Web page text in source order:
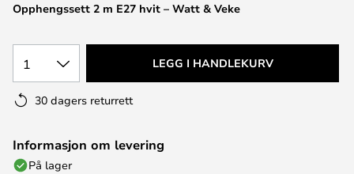
Opphengssett 2 m E27 hvit – Watt & Veke
1 LEGG I HANDLEKURV
30 dagers returrett
Informasjon om levering
På lager